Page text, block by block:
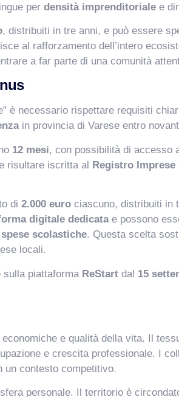
per densità imprenditoriale e
, distribuiti in tre anni, e può essere
al rafforzamento dell’intero
a far parte di una comunità
è necessario rispettare requisiti
in provincia di Varese entro
12 mesi, con possibilità di accesso
risultare iscritta al Registro Imprese
di 2.000 euro ciascuno, distribuiti in
digitale dedicatae possono
scolastiche. Questa scelta
locali.
sulla piattaforma ReStart dal 15
e qualità della vita. Il
e crescita professionale. I
un contesto competitivo.
personale. Il territorio è